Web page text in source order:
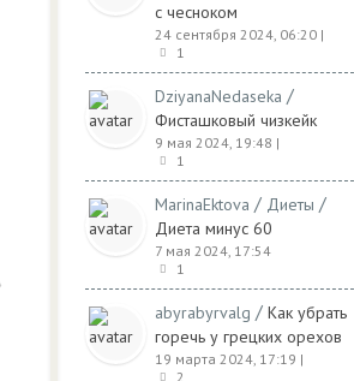
с чесноком
24 сентября 2024, 06:20 |
1
DziyanaNedaseka /
Фисташковый чизкейк
9 мая 2024, 19:48 |
1
MarinaEktova / Диеты /
Диета минус 60
7 мая 2024, 17:54
1
abyrabyrvalg / Как убрать
горечь у грецких орехов
19 марта 2024, 17:19 |
2